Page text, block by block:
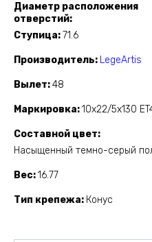
Диаметр расположения
отверстий
Ступица 71.6
Производитель LegeArtis
Вылет 48
Маркировка 10x22/5x130
Составной цвет
Насыщенный темно-серый
Вес 16.77
Тип крепежа Конус